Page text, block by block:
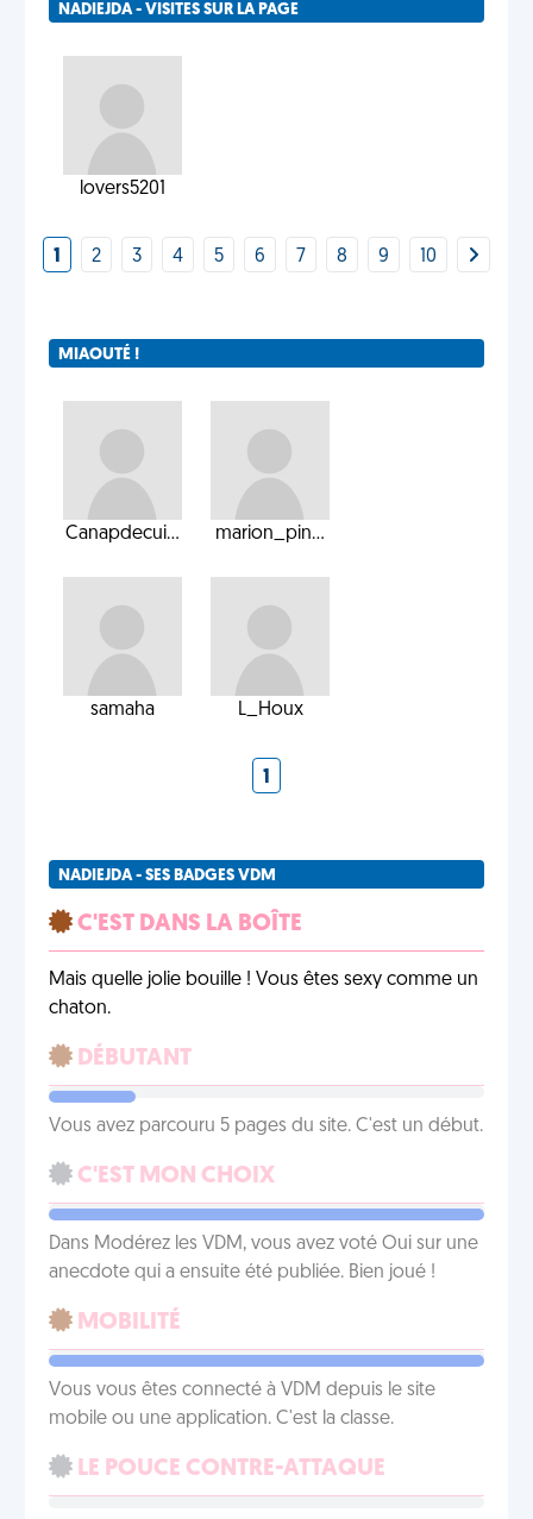
NADIEJDA - VISITES SUR LA PAGE
lovers5201
1 2 3 4 5 6 7 8 9 10
MIAOUTÉ !
Canapdecui... marion_pin...
samaha L_Houx
1
NADIEJDA - SES BADGES VDM
C'EST DANS LA BOÎTE
Mais quelle jolie bouille ! Vous êtes sexy comme un
chaton.
DÉBUTANT
Vous avez parcouru 5 pages du site. C'est un début.
C'EST MON CHOIX
Dans Modérez les VDM, vous avez voté Oui sur une
anecdote qui a ensuite été publiée. Bien joué !
MOBILITÉ
Vous vous êtes connecté à VDM depuis le site
mobile ou une application. C'est la classe.
LE POUCE CONTRE-ATTAQUE